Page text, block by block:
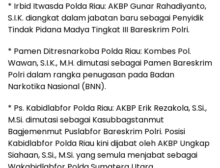
* Irbid Itwasda Polda Riau: AKBP Gunar Rahadiyanto,
S.I.K. diangkat dalam jabatan baru sebagai Penyidik
Tindak Pidana Madya Tingkat III Bareskrim Polri.
* Pamen Ditresnarkoba Polda Riau: Kombes Pol.
Wawan, S.I.K., M.H. dimutasi sebagai Pamen Bareskrim
Polri dalam rangka penugasan pada Badan
Narkotika Nasional (BNN).
* Ps. Kabidlabfor Polda Riau: AKBP Erik Rezakola, S.Si.,
M.Si. dimutasi sebagai Kasubbagstanmut
Bagjemenmut Puslabfor Bareskrim Polri. Posisi
Kabidlabfor Polda Riau kini dijabat oleh AKBP Ungkap
Siahaan, S.Si., M.Si. yang semula menjabat sebagai